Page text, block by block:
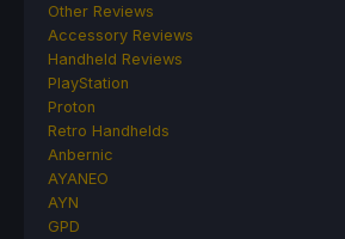
Other Reviews
Accessory Reviews
Handheld Reviews
PlayStation
Proton
Retro Handhelds
Anbernic
AYANEO
AYN
GPD